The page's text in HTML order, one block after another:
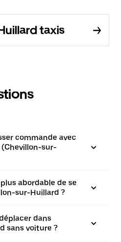
taxis
commande avec
sur-
abordable de se
sur-Huillard ?
dans
sans voiture ?